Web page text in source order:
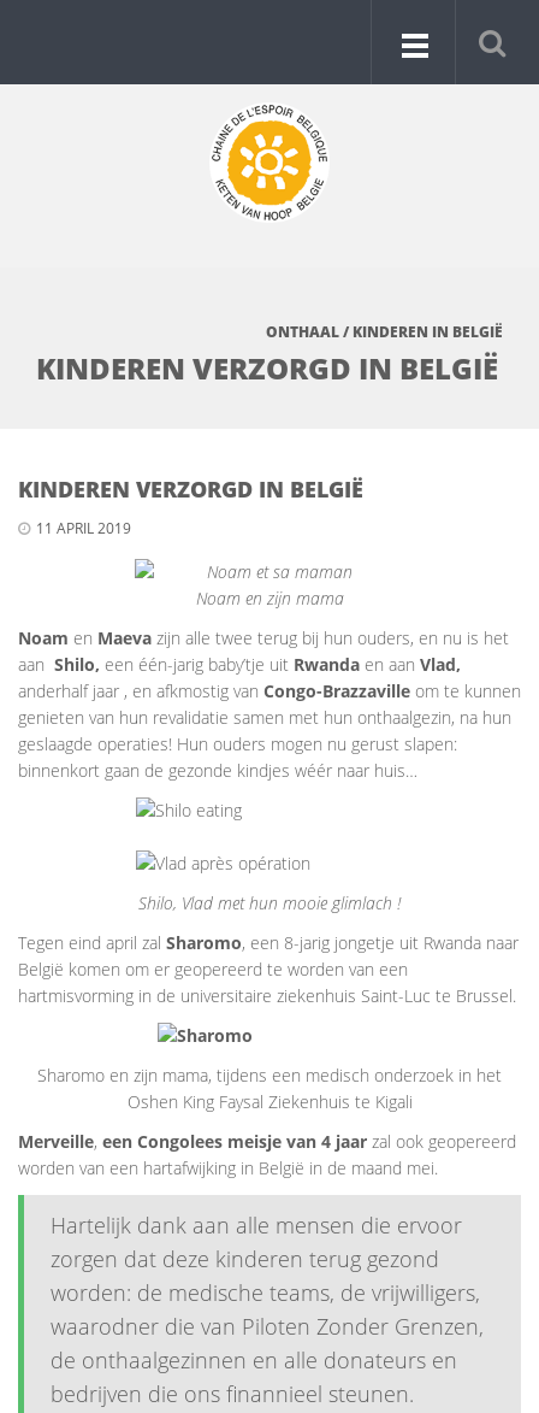
ONTHAAL/ KINDEREN IN BELGIË
KINDEREN VERZORGD IN BELGIË
KINDEREN VERZORGD IN BELGIË
11 APRIL 2019
Noam en zijn mama
Noam en Maeva zijn alle twee terug bij hun ouders, en nu is het
aan Shilo, een één-jarig baby’tje uit Rwanda en aan Vlad,
anderhalf jaar , en afkmostig van Congo-Brazzaville om te kunnen
genieten van hun revalidatie samen met hun onthaalgezin, na hun
geslaagde operaties! Hun ouders mogen nu gerust slapen:
binnenkort gaan de gezonde kindjes wéér naar huis…
Shilo, Vlad met hun mooie glimlach !
Tegen eind april zal Sharomo, een 8-jarig jongetje uit Rwanda naar
België komen om er geopereerd te worden van een
hartmisvorming in de universitaire ziekenhuis Saint-Luc te Brussel.
Sharomo en zijn mama, tijdens een medisch onderzoek in het
Oshen King Faysal Ziekenhuis te Kigali
Merveille, een Congolees meisje van 4 jaar zal ook geopereerd
worden van een hartafwijking in België in de maand mei.
Hartelijk dank aan alle mensen die ervoor
zorgen dat deze kinderen terug gezond
worden: de medische teams, de vrijwilligers,
waarodner die van Piloten Zonder Grenzen,
de onthaalgezinnen en alle donateurs en
bedrijven die ons finannieel steunen.